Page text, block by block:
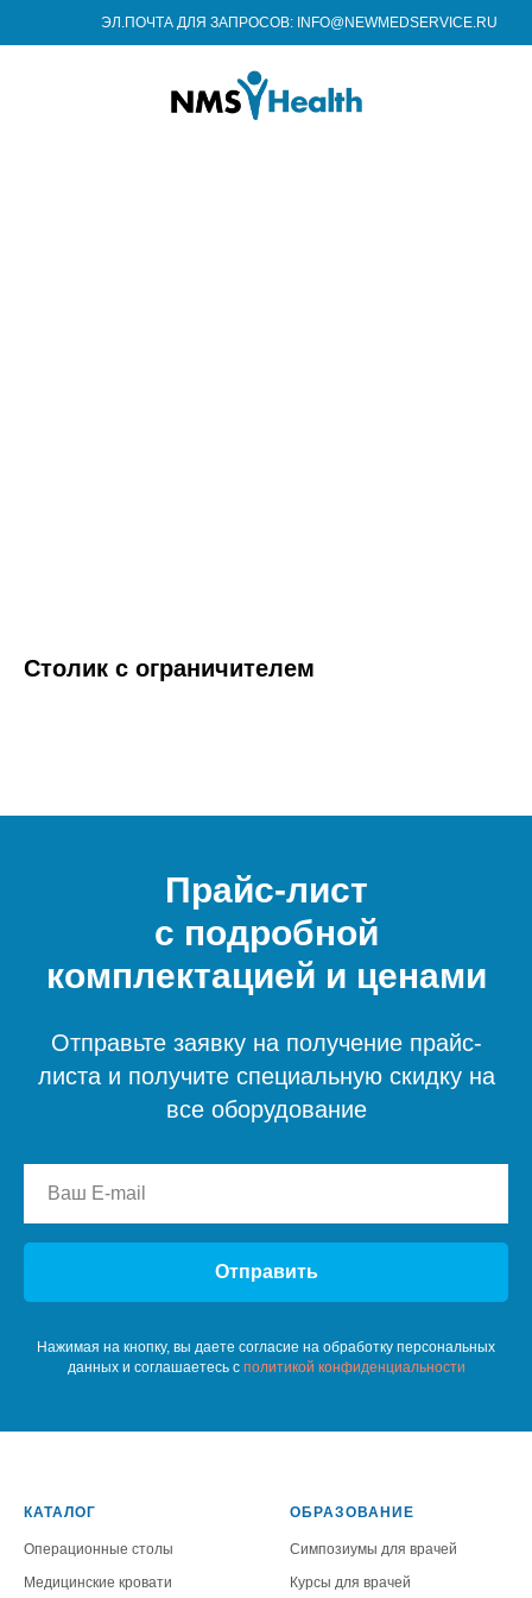
ЭЛ.ПОЧТА ДЛЯ ЗАПРОСОВ: INFO@NEWMEDSERVICE.RU
Столик с ограничителем
Прайс-лист
с подробной
комплектацией и ценами
Отправьте заявку на получение прайс-
листа и получите специальную скидку на
все оборудование
Отправить
Нажимая на кнопку, вы даете согласие на обработку персональных
данных и соглашаетесь c политикой конфиденциальности
КАТАЛОГ
Операционные столы
Медицинские кровати
ОБРАЗОВАНИЕ
Симпозиумы для врачей
Курсы для врачей